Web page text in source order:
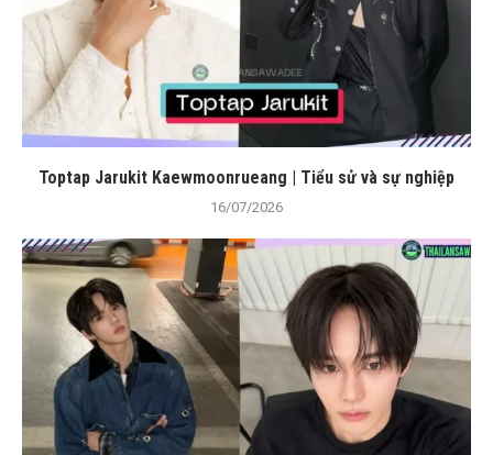
Toptap Jarukit Kaewmoonrueang | Tiểu sử và sự nghiệp
16/07/2026